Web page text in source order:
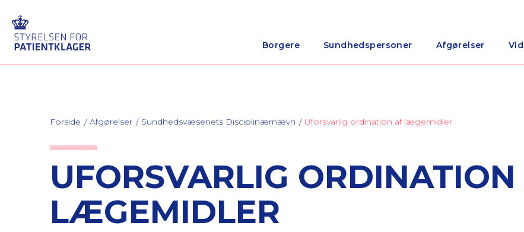
Borgere Sundhedspersoner Afgørelser
Forside Afgørelser Sundhedsvæsenets Disciplinærnævn Uforsvarlig ordination af lægemidler
UFORSVARLIG
LÆGEMIDLER